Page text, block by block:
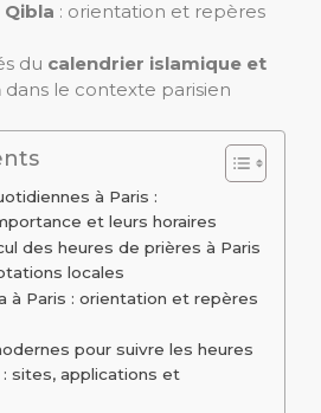
: orientation et repères
du calendrier islamique et
dans le contexte parisien
à Paris :
et leurs horaires
des heures de prières à Paris
locales
à Paris : orientation et repères
pour suivre les heures
sites, applications et